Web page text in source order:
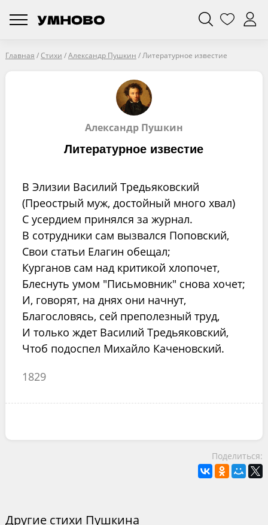
Главная /Стихи /Александр Пушкин /Литературное известие
Александр Пушкин
Литературное известие
В Элизии Василий Тредьяковский
(Преострый муж, достойный много хвал)
С усердием принялся за журнал.
В сотрудники сам вызвался Поповский,
Свои статьи Елагин обещал;
Курганов сам над критикой хлопочет,
Блеснуть умом "Письмовник" снова хочет;
И, говорят, на днях они начнут,
Благословясь, сей преполезный труд,
И только ждет Василий Тредьяковский,
Чтоб подоспел Михайло Каченовский.
1829
Поделиться:
Другие стихи Пушкина